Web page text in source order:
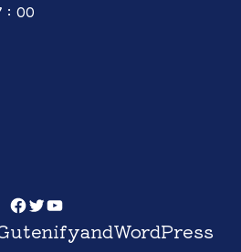
：00
Facebook
Twitter
YouTube
andWordPress